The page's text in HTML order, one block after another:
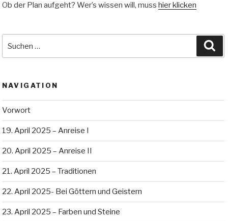
Ob der Plan aufgeht? Wer’s wissen will, muss hier klicken
NAVIGATION
Vorwort
19. April 2025 – Anreise I
20. April 2025 – Anreise II
21. April 2025 – Traditionen
22. April 2025- Bei Göttern und Geistern
23. April 2025 – Farben und Steine